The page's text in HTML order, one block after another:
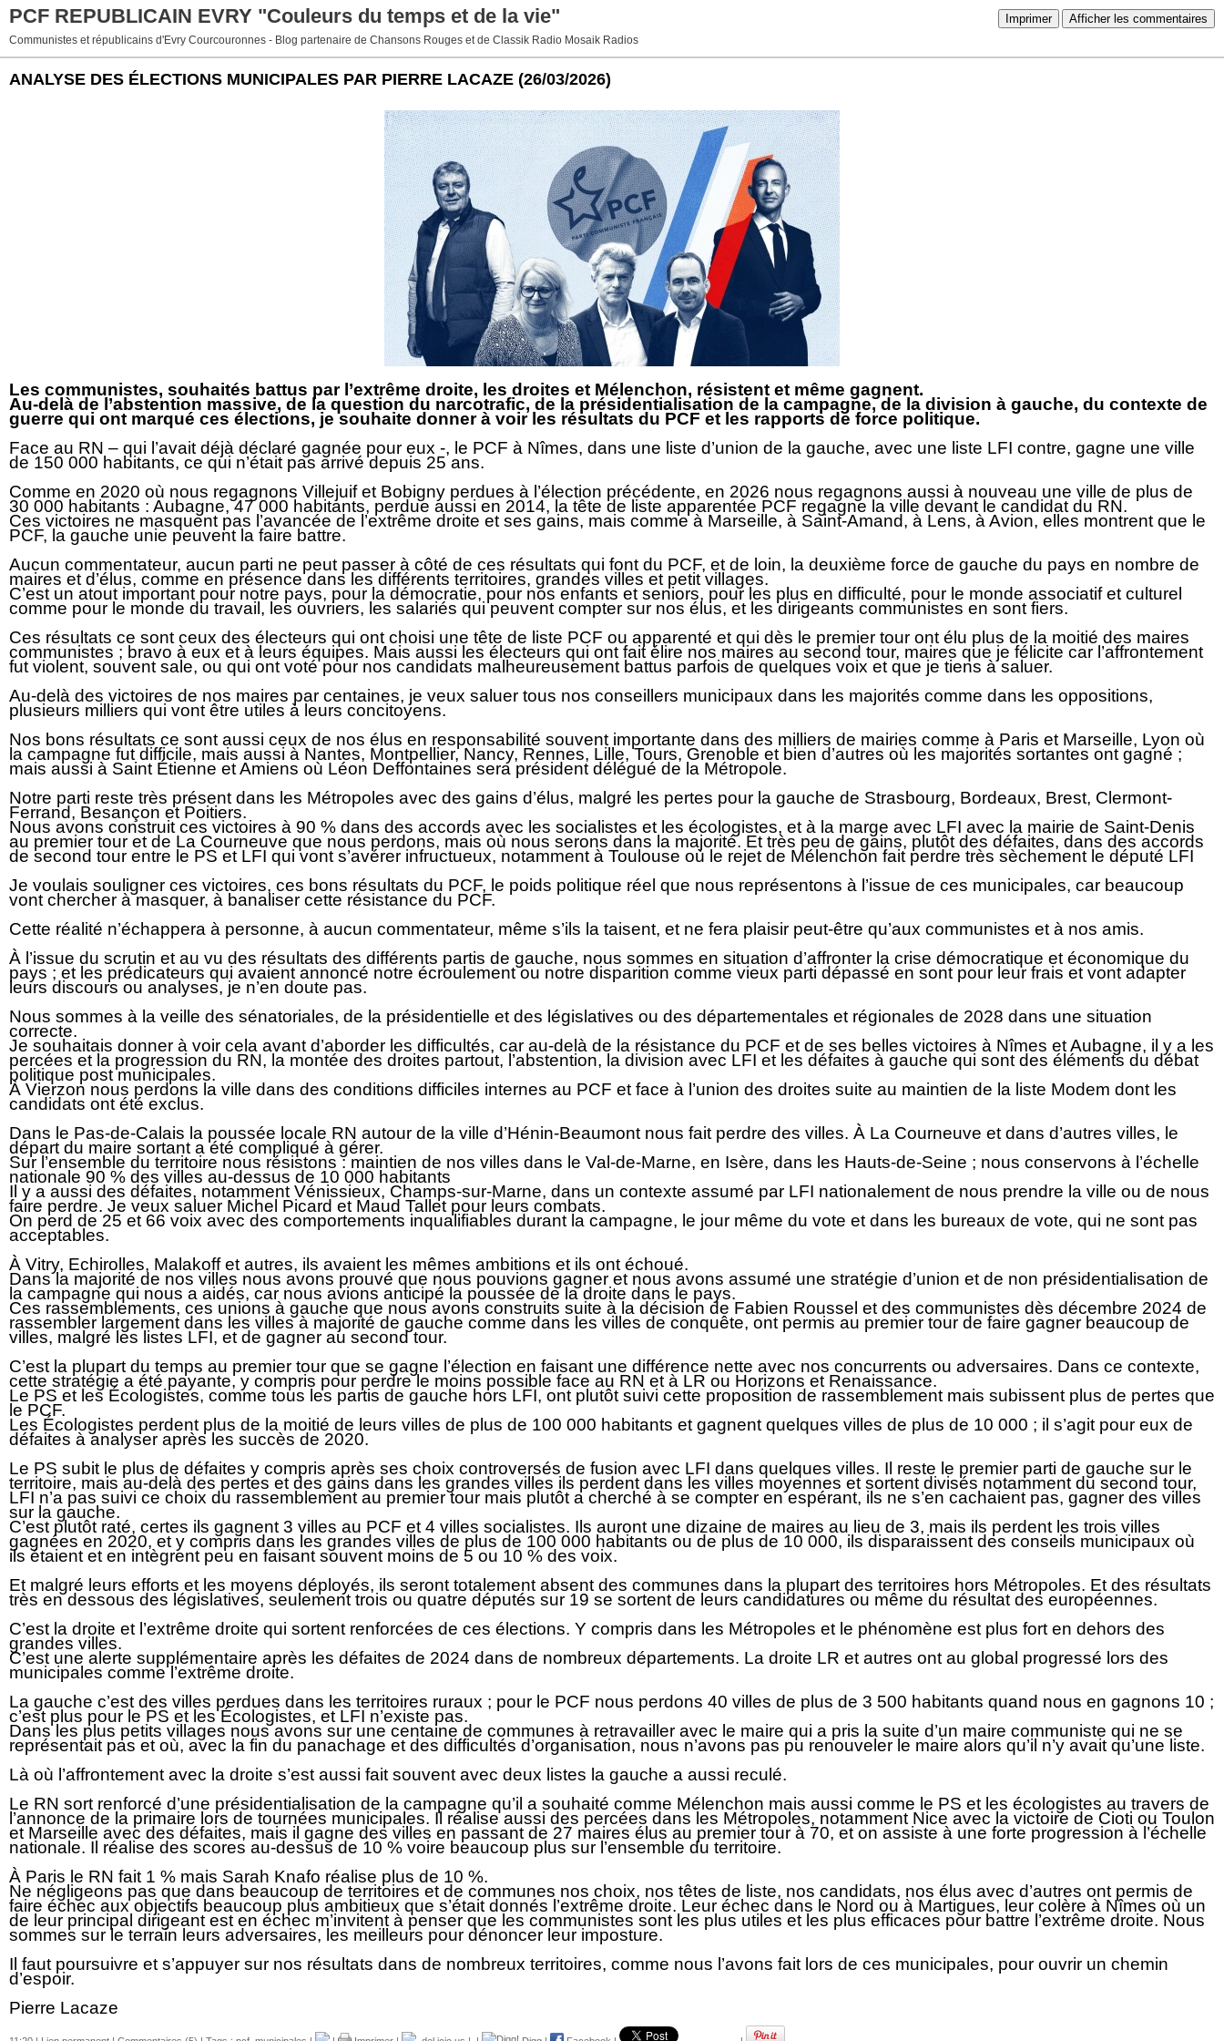
Imprimer Afficher les commentaires
PCF REPUBLICAIN EVRY "Couleurs du temps et de la vie"
Communistes et républicains d'Evry Courcouronnes - Blog partenaire de Chansons Rouges et de Classik Radio Mosaik Radios
ANALYSE DES ÉLECTIONS MUNICIPALES PAR PIERRE LACAZE (26/03/2026)
Les communistes, souhaités battus par l’extrême droite, les droites et Mélenchon, résistent et même gagnent.
Au-delà de l’abstention massive, de la question du narcotrafic, de la présidentialisation de la campagne, de la division à gauche, du contexte de
guerre qui ont marqué ces élections, je souhaite donner à voir les résultats du PCF et les rapports de force politique.
Face au RN – qui l’avait déjà déclaré gagnée pour eux -, le PCF à Nîmes, dans une liste d’union de la gauche, avec une liste LFI contre, gagne une ville
de 150 000 habitants, ce qui n’était pas arrivé depuis 25 ans.
Comme en 2020 où nous regagnons Villejuif et Bobigny perdues à l’élection précédente, en 2026 nous regagnons aussi à nouveau une ville de plus de
30 000 habitants : Aubagne, 47 000 habitants, perdue aussi en 2014, la tête de liste apparentée PCF regagne la ville devant le candidat du RN.
Ces victoires ne masquent pas l’avancée de l’extrême droite et ses gains, mais comme à Marseille, à Saint-Amand, à Lens, à Avion, elles montrent que le
PCF, la gauche unie peuvent la faire battre.
Aucun commentateur, aucun parti ne peut passer à côté de ces résultats qui font du PCF, et de loin, la deuxième force de gauche du pays en nombre de
maires et d’élus, comme en présence dans les différents territoires, grandes villes et petit villages.
C’est un atout important pour notre pays, pour la démocratie, pour nos enfants et seniors, pour les plus en difficulté, pour le monde associatif et culturel
comme pour le monde du travail, les ouvriers, les salariés qui peuvent compter sur nos élus, et les dirigeants communistes en sont fiers.
Ces résultats ce sont ceux des électeurs qui ont choisi une tête de liste PCF ou apparenté et qui dès le premier tour ont élu plus de la moitié des maires
communistes ; bravo à eux et à leurs équipes. Mais aussi les électeurs qui ont fait élire nos maires au second tour, maires que je félicite car l’affrontement
fut violent, souvent sale, ou qui ont voté pour nos candidats malheureusement battus parfois de quelques voix et que je tiens à saluer.
Au-delà des victoires de nos maires par centaines, je veux saluer tous nos conseillers municipaux dans les majorités comme dans les oppositions,
plusieurs milliers qui vont être utiles à leurs concitoyens.
Nos bons résultats ce sont aussi ceux de nos élus en responsabilité souvent importante dans des milliers de mairies comme à Paris et Marseille, Lyon où
la campagne fut difficile, mais aussi à Nantes, Montpellier, Nancy, Rennes, Lille, Tours, Grenoble et bien d’autres où les majorités sortantes ont gagné ;
mais aussi à Saint Étienne et Amiens où Léon Deffontaines sera président délégué de la Métropole.
Notre parti reste très présent dans les Métropoles avec des gains d’élus, malgré les pertes pour la gauche de Strasbourg, Bordeaux, Brest, Clermont-
Ferrand, Besançon et Poitiers.
Nous avons construit ces victoires à 90 % dans des accords avec les socialistes et les écologistes, et à la marge avec LFI avec la mairie de Saint-Denis
au premier tour et de La Courneuve que nous perdons, mais où nous serons dans la majorité. Et très peu de gains, plutôt des défaites, dans des accords
de second tour entre le PS et LFI qui vont s’avérer infructueux, notamment à Toulouse où le rejet de Mélenchon fait perdre très sèchement le député LFI
Je voulais souligner ces victoires, ces bons résultats du PCF, le poids politique réel que nous représentons à l’issue de ces municipales, car beaucoup
vont chercher à masquer, à banaliser cette résistance du PCF.
Cette réalité n’échappera à personne, à aucun commentateur, même s’ils la taisent, et ne fera plaisir peut-être qu’aux communistes et à nos amis.
À l’issue du scrutin et au vu des résultats des différents partis de gauche, nous sommes en situation d’affronter la crise démocratique et économique du
pays ; et les prédicateurs qui avaient annoncé notre écroulement ou notre disparition comme vieux parti dépassé en sont pour leur frais et vont adapter
leurs discours ou analyses, je n’en doute pas.
Nous sommes à la veille des sénatoriales, de la présidentielle et des législatives ou des départementales et régionales de 2028 dans une situation
correcte.
Je souhaitais donner à voir cela avant d’aborder les difficultés, car au-delà de la résistance du PCF et de ses belles victoires à Nîmes et Aubagne, il y a les
percées et la progression du RN, la montée des droites partout, l’abstention, la division avec LFI et les défaites à gauche qui sont des éléments du débat
politique post municipales.
À Vierzon nous perdons la ville dans des conditions difficiles internes au PCF et face à l’union des droites suite au maintien de la liste Modem dont les
candidats ont été exclus.
Dans le Pas-de-Calais la poussée locale RN autour de la ville d’Hénin-Beaumont nous fait perdre des villes. À La Courneuve et dans d’autres villes, le
départ du maire sortant a été compliqué à gérer.
Sur l’ensemble du territoire nous résistons : maintien de nos villes dans le Val-de-Marne, en Isère, dans les Hauts-de-Seine ; nous conservons à l’échelle
nationale 90 % des villes au-dessus de 10 000 habitants
Il y a aussi des défaites, notamment Vénissieux, Champs-sur-Marne, dans un contexte assumé par LFI nationalement de nous prendre la ville ou de nous
faire perdre. Je veux saluer Michel Picard et Maud Tallet pour leurs combats.
On perd de 25 et 66 voix avec des comportements inqualifiables durant la campagne, le jour même du vote et dans les bureaux de vote, qui ne sont pas
acceptables.
À Vitry, Echirolles, Malakoff et autres, ils avaient les mêmes ambitions et ils ont échoué.
Dans la majorité de nos villes nous avons prouvé que nous pouvions gagner et nous avons assumé une stratégie d’union et de non présidentialisation de
la campagne qui nous a aidés, car nous avions anticipé la poussée de la droite dans le pays.
Ces rassemblements, ces unions à gauche que nous avons construits suite à la décision de Fabien Roussel et des communistes dès décembre 2024 de
rassembler largement dans les villes à majorité de gauche comme dans les villes de conquête, ont permis au premier tour de faire gagner beaucoup de
villes, malgré les listes LFI, et de gagner au second tour.
C’est la plupart du temps au premier tour que se gagne l’élection en faisant une différence nette avec nos concurrents ou adversaires. Dans ce contexte,
cette stratégie a été payante, y compris pour perdre le moins possible face au RN et à LR ou Horizons et Renaissance.
Le PS et les Écologistes, comme tous les partis de gauche hors LFI, ont plutôt suivi cette proposition de rassemblement mais subissent plus de pertes que
le PCF.
Les Écologistes perdent plus de la moitié de leurs villes de plus de 100 000 habitants et gagnent quelques villes de plus de 10 000 ; il s’agit pour eux de
défaites à analyser après les succès de 2020.
Le PS subit le plus de défaites y compris après ses choix controversés de fusion avec LFI dans quelques villes. Il reste le premier parti de gauche sur le
territoire, mais au-delà des pertes et des gains dans les grandes villes ils perdent dans les villes moyennes et sortent divisés notamment du second tour,
LFI n’a pas suivi ce choix du rassemblement au premier tour mais plutôt a cherché à se compter en espérant, ils ne s’en cachaient pas, gagner des villes
sur la gauche.
C’est plutôt raté, certes ils gagnent 3 villes au PCF et 4 villes socialistes. Ils auront une dizaine de maires au lieu de 3, mais ils perdent les trois villes
gagnées en 2020, et y compris dans les grandes villes de plus de 100 000 habitants ou de plus de 10 000, ils disparaissent des conseils municipaux où
ils étaient et en intègrent peu en faisant souvent moins de 5 ou 10 % des voix.
Et malgré leurs efforts et les moyens déployés, ils seront totalement absent des communes dans la plupart des territoires hors Métropoles. Et des résultats
très en dessous des législatives, seulement trois ou quatre députés sur 19 se sortent de leurs candidatures ou même du résultat des européennes.
C’est la droite et l’extrême droite qui sortent renforcées de ces élections. Y compris dans les Métropoles et le phénomène est plus fort en dehors des
grandes villes.
C’est une alerte supplémentaire après les défaites de 2024 dans de nombreux départements. La droite LR et autres ont au global progressé lors des
municipales comme l’extrême droite.
La gauche c’est des villes perdues dans les territoires ruraux ; pour le PCF nous perdons 40 villes de plus de 3 500 habitants quand nous en gagnons 10 ;
c’est plus pour le PS et les Écologistes, et LFI n’existe pas.
Dans les plus petits villages nous avons sur une centaine de communes à retravailler avec le maire qui a pris la suite d’un maire communiste qui ne se
représentait pas et où, avec la fin du panachage et des difficultés d’organisation, nous n’avons pas pu renouveler le maire alors qu’il n’y avait qu’une liste.
Là où l’affrontement avec la droite s’est aussi fait souvent avec deux listes la gauche a aussi reculé.
Le RN sort renforcé d’une présidentialisation de la campagne qu’il a souhaité comme Mélenchon mais aussi comme le PS et les écologistes au travers de
l’annonce de la primaire lors de tournées municipales. Il réalise aussi des percées dans les Métropoles, notamment Nice avec la victoire de Cioti ou Toulon
et Marseille avec des défaites, mais il gagne des villes en passant de 27 maires élus au premier tour à 70, et on assiste à une forte progression à l’échelle
nationale. Il réalise des scores au-dessus de 10 % voire beaucoup plus sur l’ensemble du territoire.
À Paris le RN fait 1 % mais Sarah Knafo réalise plus de 10 %.
Ne négligeons pas que dans beaucoup de territoires et de communes nos choix, nos têtes de liste, nos candidats, nos élus avec d’autres ont permis de
faire échec aux objectifs beaucoup plus ambitieux que s’était donnés l’extrême droite. Leur échec dans le Nord ou à Martigues, leur colère à Nîmes où un
de leur principal dirigeant est en échec m’invitent à penser que les communistes sont les plus utiles et les plus efficaces pour battre l’extrême droite. Nous
sommes sur le terrain leurs adversaires, les meilleurs pour dénoncer leur imposture.
Il faut poursuivre et s’appuyer sur nos résultats dans de nombreux territoires, comme nous l’avons fait lors de ces municipales, pour ouvrir un chemin
d’espoir.
Pierre Lacaze